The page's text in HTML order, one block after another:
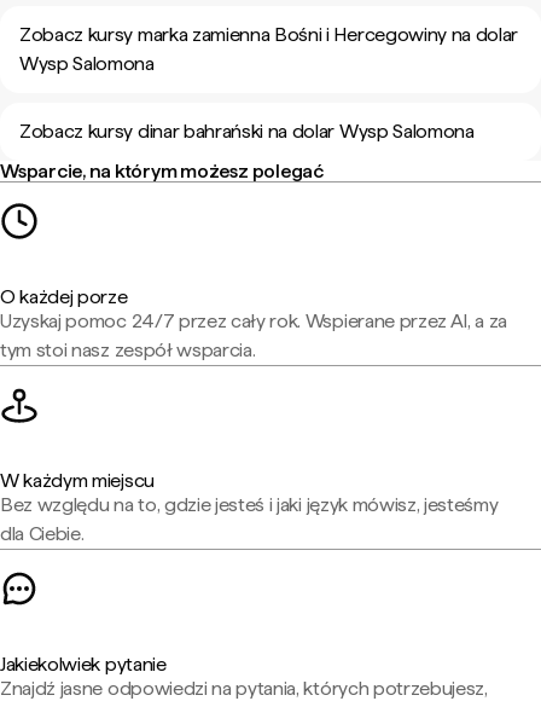
Zobacz kursy marka zamienna Bośni i Hercegowiny na dolar
Wysp Salomona
Zobacz kursy dinar bahrański na dolar Wysp Salomona
Wsparcie, na którym możesz polegać
O każdej porze
Uzyskaj pomoc 24/7 przez cały rok. Wspierane przez AI, a za
tym stoi nasz zespół wsparcia.
W każdym miejscu
Bez względu na to, gdzie jesteś i jaki język mówisz, jesteśmy
dla Ciebie.
Jakiekolwiek pytanie
Znajdź jasne odpowiedzi na pytania, których potrzebujesz,